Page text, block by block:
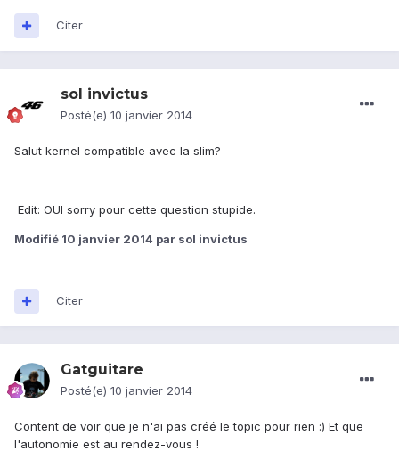
Citer
sol invictus
Posté(e) 10 janvier 2014
Salut kernel compatible avec la slim?
Edit: OUI sorry pour cette question stupide.
Modifié 10 janvier 2014 par sol invictus
Citer
Gatguitare
Posté(e) 10 janvier 2014
Content de voir que je n'ai pas créé le topic pour rien :) Et que
l'autonomie est au rendez-vous !